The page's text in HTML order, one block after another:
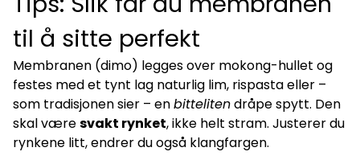
til å sitte perfekt
Membranen (dimo) legges over mokong-hullet og
festes med et tynt lag naturlig lim, rispasta eller –
som tradisjonen sier – enbittelitendråpe spytt. Den
skal væresvakt rynket, ikke helt stram. Justerer du
rynkene litt, endrer du også klangfargen.